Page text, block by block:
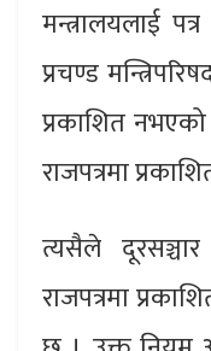
मन्त्रालयलाई
प्रचण्ड
प्रकाशित नभएको
राजपत्रमा
त्यसैले
राजपत्रमा